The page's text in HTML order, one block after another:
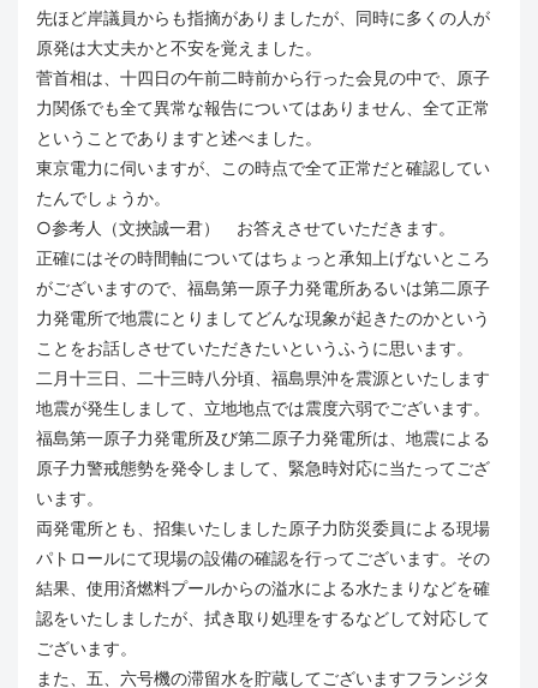
先ほど岸議員からも指摘がありましたが、同時に多くの人が
原発は大丈夫かと不安を覚えました。
菅首相は、十四日の午前二時前から行った会見の中で、原子
力関係でも全て異常な報告についてはありません、全て正常
ということでありますと述べました。
東京電力に伺いますが、この時点で全て正常だと確認してい
たんでしょうか。
○参考人（文挾誠一君） お答えさせていただきます。
正確にはその時間軸についてはちょっと承知上げないところ
がございますので、福島第一原子力発電所あるいは第二原子
力発電所で地震にとりましてどんな現象が起きたのかという
ことをお話しさせていただきたいというふうに思います。
二月十三日、二十三時八分頃、福島県沖を震源といたします
地震が発生しまして、立地地点では震度六弱でございます。
福島第一原子力発電所及び第二原子力発電所は、地震による
原子力警戒態勢を発令しまして、緊急時対応に当たってござ
います。
両発電所とも、招集いたしました原子力防災委員による現場
パトロールにて現場の設備の確認を行ってございます。その
結果、使用済燃料プールからの溢水による水たまりなどを確
認をいたしましたが、拭き取り処理をするなどして対応して
ございます。
また、五、六号機の滞留水を貯蔵してございますフランジタ